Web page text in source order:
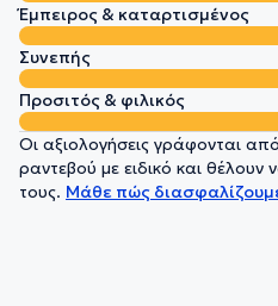
Έμπειρος & καταρτισμένος
Συνεπής
Προσιτός & φιλικός
Οι αξιολογήσεις γράφονται
ραντεβού με ειδικό και θέλουν
τους. Μάθε πώς